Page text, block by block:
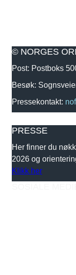
© NORGES
Post: Postboks
Besøk:
Pressekontakt:
PRESSE
Her finner du
2026 og
Klikk her